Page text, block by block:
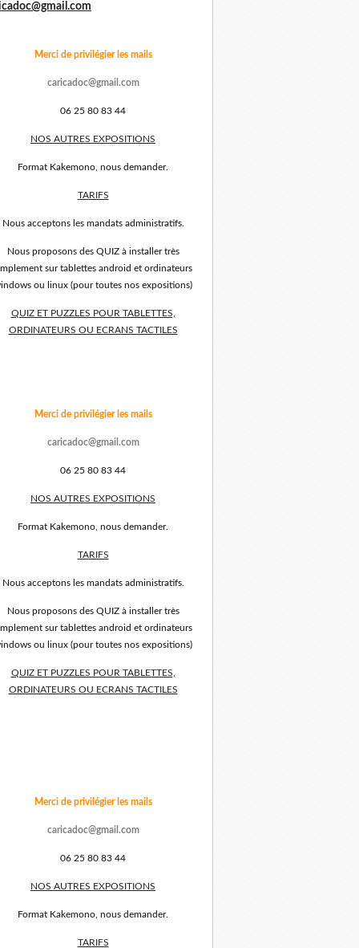
Merci de privilégier les mails
caricadoc@gmail.com
06 25 80 83 44
NOS AUTRES EXPOSITIONS
Format Kakemono, nous demander.
TARIFS
Nous acceptons les mandats administratifs.
Nous proposons des QUIZ à installer très
sur tablettes android et ordinateurs
ou linux (pour toutes nos expositions)
QUIZ ET PUZZLES POUR TABLETTES,
ORDINATEURS OU ECRANS TACTILES
Merci de privilégier les mails
caricadoc@gmail.com
06 25 80 83 44
NOS AUTRES EXPOSITIONS
Format Kakemono, nous demander.
TARIFS
Nous acceptons les mandats administratifs.
Nous proposons des QUIZ à installer très
sur tablettes android et ordinateurs
ou linux (pour toutes nos expositions)
QUIZ ET PUZZLES POUR TABLETTES,
ORDINATEURS OU ECRANS TACTILES
Merci de privilégier les mails
caricadoc@gmail.com
06 25 80 83 44
NOS AUTRES EXPOSITIONS
Format Kakemono, nous demander.
TARIFS